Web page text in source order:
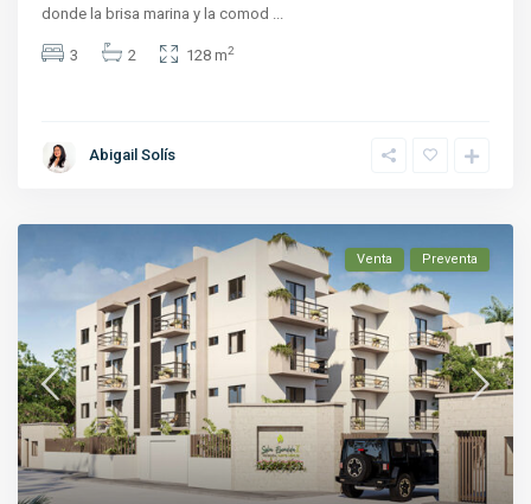
donde la brisa marina y la comod ...
3 2 128 m2
Abigail Solís
Venta Preventa